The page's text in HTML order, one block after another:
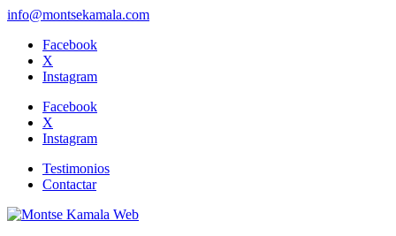
info@montsekamala.com
Facebook
X
Instagram
Facebook
X
Instagram
Testimonios
Contactar